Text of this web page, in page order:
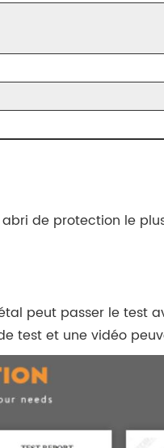
de protection le
peut passer le test
test et une vidéo